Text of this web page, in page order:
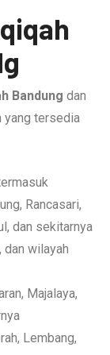
Bandung dan
yang tersedia
Rancasari,
dan sekitarnya
dan wilayah
Majalaya,
Lembang,